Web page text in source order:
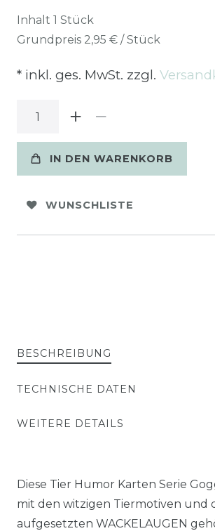
Inhalt 1 Stück
Grundpreis 2,95 € / Stück
* inkl. ges. MwSt. zzgl.
IN DEN WARENKORB
WUNSCHLISTE
BESCHREIBUNG
TECHNISCHE DATEN
WEITERE DETAILS
Diese Tier Humor Karten Serie
mit den witzigen Tiermotiven und
aufgesetzten WACKELAUGEN